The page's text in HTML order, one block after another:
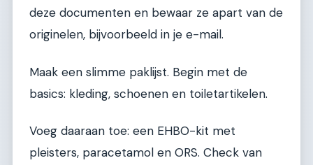
deze documenten en bewaar ze apart van de
originelen, bijvoorbeeld in je e-mail.
Maak een slimme paklijst. Begin met de
basics: kleding, schoenen en toiletartikelen.
Voeg daaraan toe: een EHBO-kit met
pleisters, paracetamol en ORS. Check van